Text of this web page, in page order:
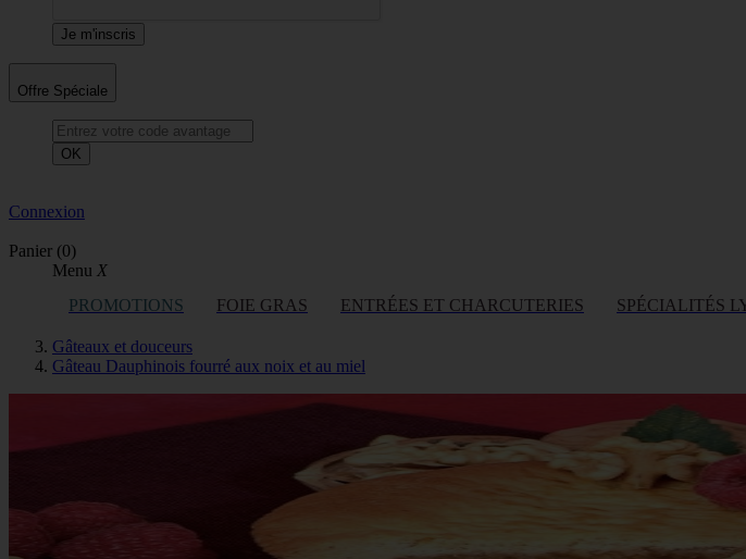
Offre Spéciale
OK
Connexion
Panier (0)
Menu X
PROMOTIONS
FOIE GRAS ENTRÉES ET CHARCUTERIES SPÉCIALITÉS
Gâteaux et douceurs
Gâteau Dauphinois fourré aux noix et au miel